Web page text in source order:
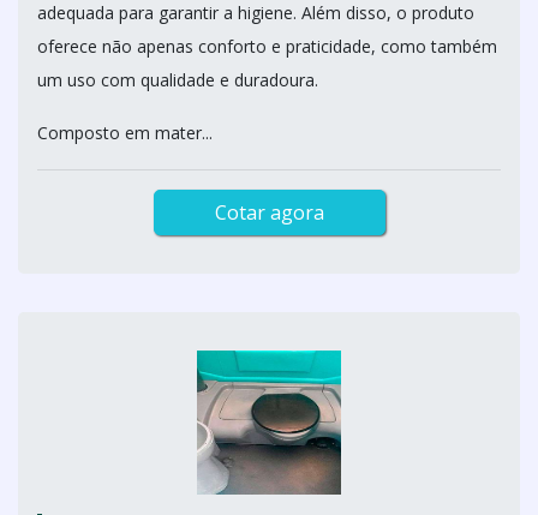
adequada para garantir a higiene. Além disso, o produto
oferece não apenas conforto e praticidade, como também
um uso com qualidade e duradoura.
Composto em mater...
Cotar agora